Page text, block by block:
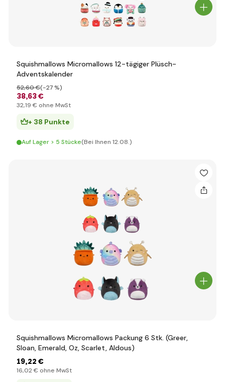
Squishmallows Micromallows 12-tägiger Plüsch-
Adventskalender
38,63 €
52,60 €(-27 %)
32,19 € ohne MwSt
+ 38 Punkte
Auf Lager > 5 Stücke(Bei Ihnen 12.08.)
Squishmallows Micromallows Packung 6 Stk. (Greer,
Sloan, Emerald, Oz, Scarlet, Aldous)
19,22 €
16,02 € ohne MwSt